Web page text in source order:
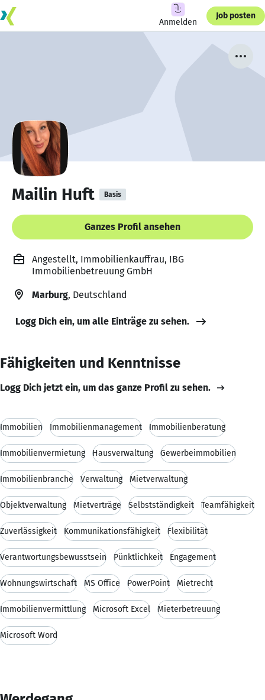
Anmelden
Job posten
Mailin Huft Basis
Ganzes Profil ansehen
Angestellt, Immobilienkauffrau, IBG
Immobilienbetreuung GmbH
Marburg, Deutschland
Logg Dich ein, um alle Einträge zu sehen.
Fähigkeiten und Kenntnisse
Logg Dich jetzt ein, um das ganze Profil zu sehen.
Immobilien Immobilienmanagement Immobilienberatung
Immobilienvermietung Hausverwaltung Gewerbeimmobilien
Immobilienbranche Verwaltung Mietverwaltung
Objektverwaltung Mietverträge Selbstständigkeit Teamfähigkeit
Zuverlässigkeit Kommunikationsfähigkeit Flexibilität
Verantwortungsbewusstsein Pünktlichkeit Engagement
Wohnungswirtschaft MS Office PowerPoint Mietrecht
Immobilienvermittlung Microsoft Excel Mieterbetreuung
Microsoft Word